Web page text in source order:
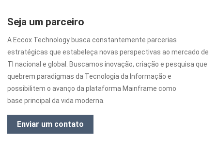
Seja um parceiro
A Eccox Technology busca constantemente parcerias
estratégicas que estabeleça novas perspectivas ao mercado de
TI nacional e global. Buscamos inovação, criação e pesquisa que
quebrem paradigmas da Tecnologia da Informação e
possibilitem o avanço da plataforma Mainframe como
base principal da vida moderna.
Enviar um contato